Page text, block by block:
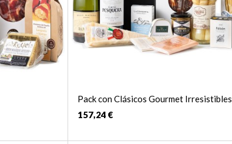
Pack con Clásicos Gourmet Irresistibles
157,24 €